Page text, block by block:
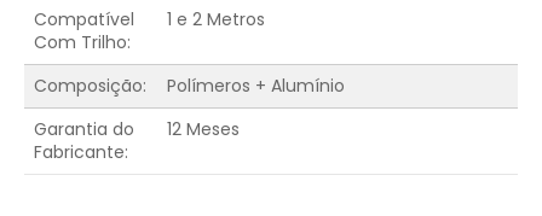
Compatível
Com Trilho:
1 e 2 Metros
Composição:
Polímeros + Alumínio
Garantia do
Fabricante:
12 Meses